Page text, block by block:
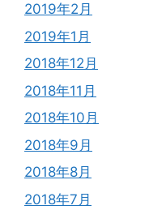
2019年2月
2019年1月
2018年12月
2018年11月
2018年10月
2018年9月
2018年8月
2018年7月